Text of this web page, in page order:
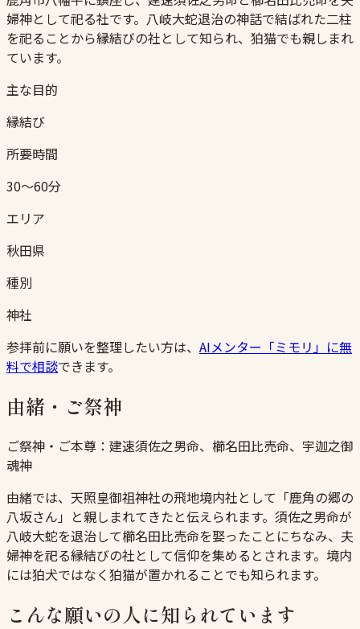
婦神として祀る社です。八岐大蛇退治の神話で結ばれた二柱
を祀ることから縁結びの社として知られ、狛猫でも親しまれ
ています。
主な目的
縁結び
所要時間
30〜60分
エリア
秋田県
種別
神社
参拝前に願いを整理したい方は、 AIメンター「ミモリ」に無
料で相談できます。
由緒・ご祭神
ご祭神・ご本尊： 建速須佐之男命、櫛名田比売命、宇迦之御
魂神
由緒では、天照皇御祖神社の飛地境内社として「鹿角の郷の
八坂さん」と親しまれてきたと伝えられます。須佐之男命が
八岐大蛇を退治して櫛名田比売命を娶ったことにちなみ、夫
婦神を祀る縁結びの社として信仰を集めるとされます。境内
には狛犬ではなく狛猫が置かれることでも知られます。
こんな願いの人に知られています